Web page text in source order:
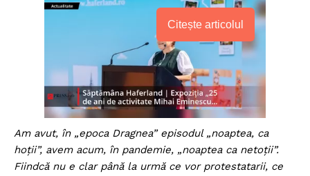
Citește articolul
Am avut, în „epoca Dragnea” episodul „noaptea, ca
hoții”, avem acum, în pandemie, „noaptea ca netoții”.
Fiindcă nu e clar până la urmă ce vor protestatarii, ce